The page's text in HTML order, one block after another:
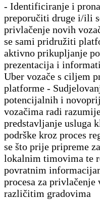
- Identificiranje i
preporučiti druge i/ili
privlačenje novih
se sami pridružiti
aktivno prikupljanje
prezentacija i
Uber vozače s ciljem
platforme -
potencijalnih i
vozačima radi
predstavljanje usluga
podrške kroz proces
se što prije pripreme
lokalnim timovima te
povratnim
procesa za
različitim gradovima